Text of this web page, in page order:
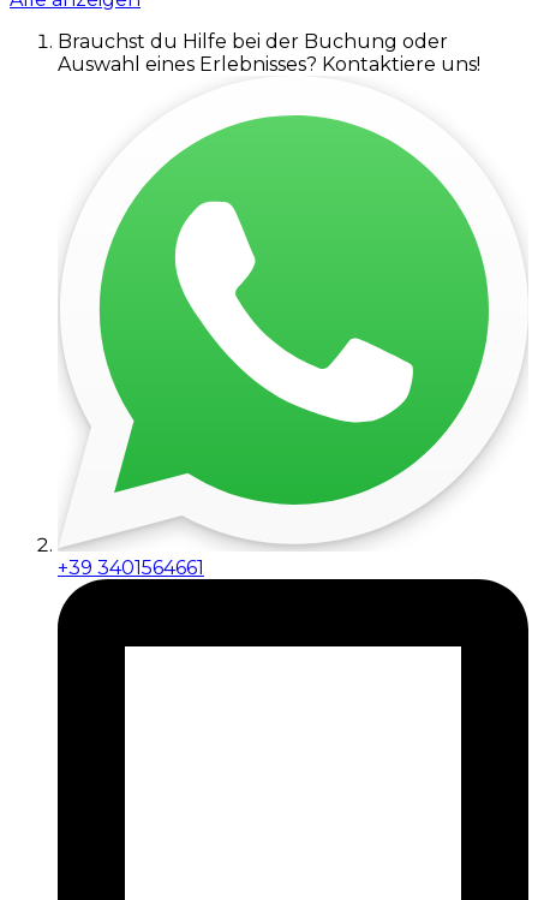
Brauchst du Hilfe bei der Buchung oder
Auswahl eines Erlebnisses? Kontaktiere uns!
+39 3401564661